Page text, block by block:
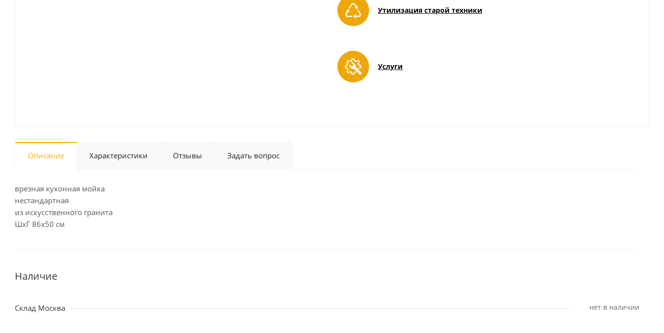
Утилизация старой техники
Услуги
Описание Характеристики Отзывы Задать вопрос
врезная кухонная мойка
нестандартная
из искусственного гранита
ШхГ 86х50 см
Наличие
Склад Москва Нет в наличии